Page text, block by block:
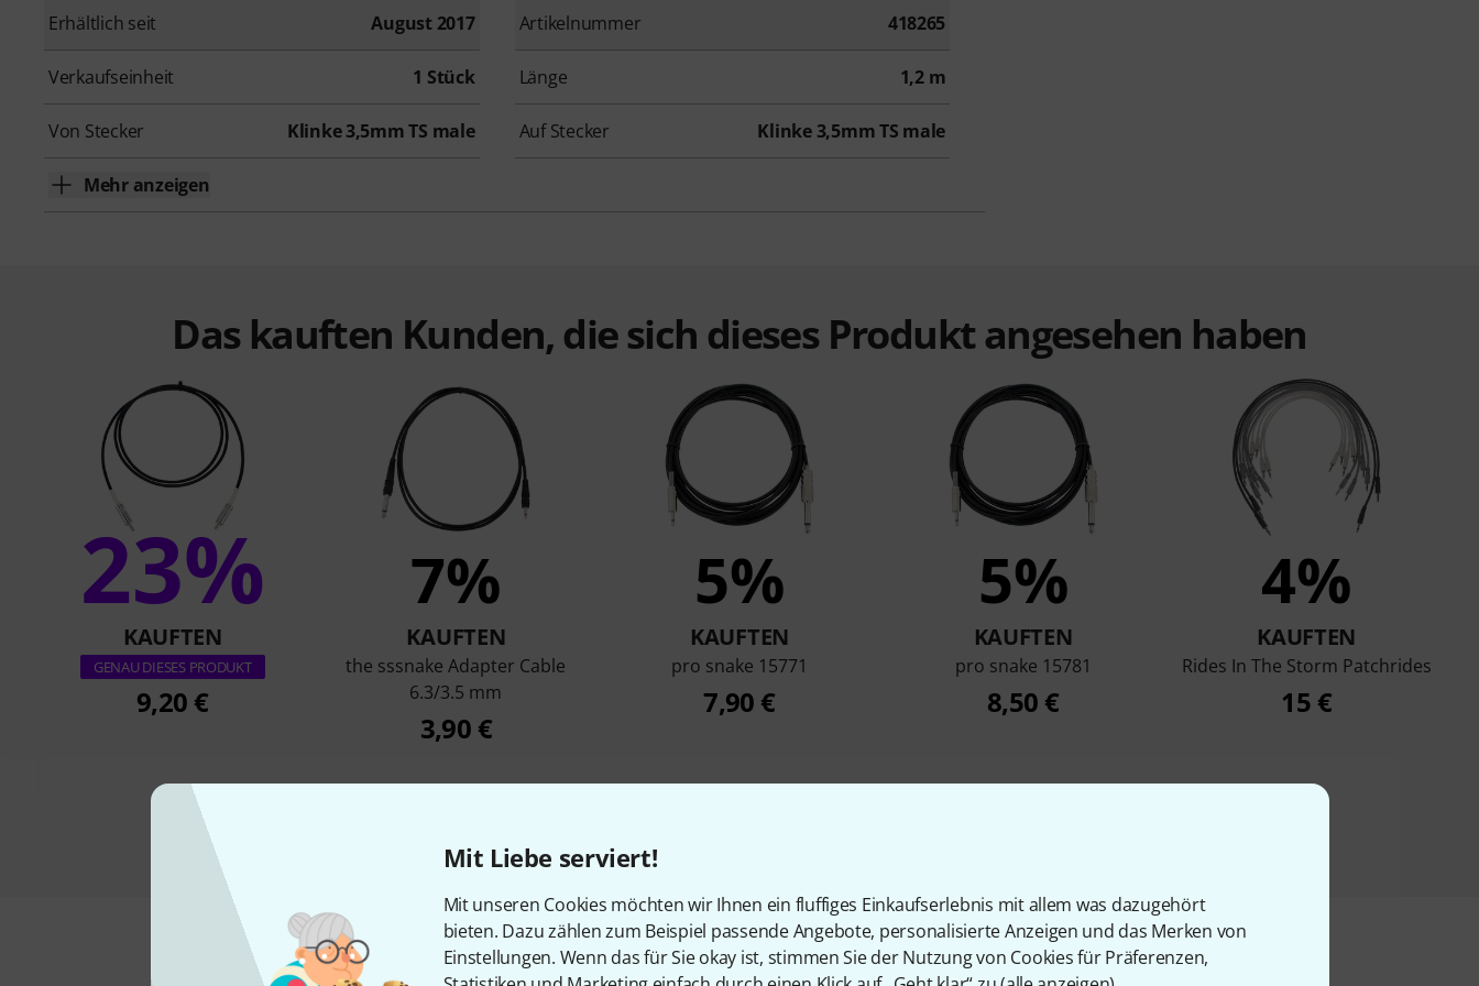
Mit Liebe serviert!
Mit unseren Cookies möchten wir Ihnen ein fluffiges Einkaufserlebnis mit allem was dazugehört
bieten. Dazu zählen zum Beispiel passende Angebote, personalisierte Anzeigen und das Merken von
Einstellungen. Wenn das für Sie okay ist, stimmen Sie der Nutzung von Cookies für Präferenzen,
Erhältlich seit August 2017 Artikelnummer 418265
Verkaufseinheit 1 Stück Länge 1,2 m
Von Stecker Klinke 3,5mm TS male Auf Stecker Klinke 3,5mm TS male
Mehr anzeigen
Das kauften Kunden, die sich dieses Produkt angesehen haben
23%
KAUFTEN
GENAU DIESES PRODUKT
9,20 €
7%
KAUFTEN
the sssnake Adapter Cable
6.3/3.5 mm
3,90 €
5%
KAUFTEN
pro snake 15771
7,90 €
5%
KAUFTEN
pro snake 15781
8,50 €
4%
KAUFTEN
Rides In The Storm Patchrides
15 €